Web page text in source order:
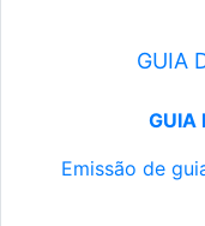
GUIA
GUIA
Emissão de